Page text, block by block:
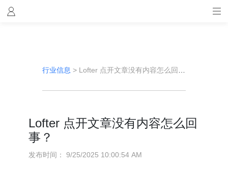
行业信息 > Lofter 点开文章没有内容怎么回事？
Lofter 点开文章没有内容怎么回
事？
发布时间： 9/25/2025 10:00:54 AM